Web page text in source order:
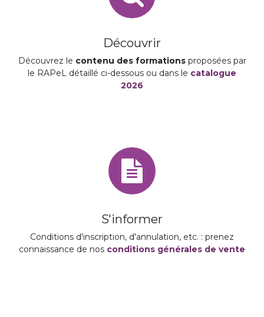
Découvrir
Découvrez le contenu des formationsproposées par
le RAPeL détaillé ci-dessous ou dans le catalogue
2026
S'informer
Conditions d'inscription, d'annulation, etc. : prenez
connaissance de nos conditions générales de vente